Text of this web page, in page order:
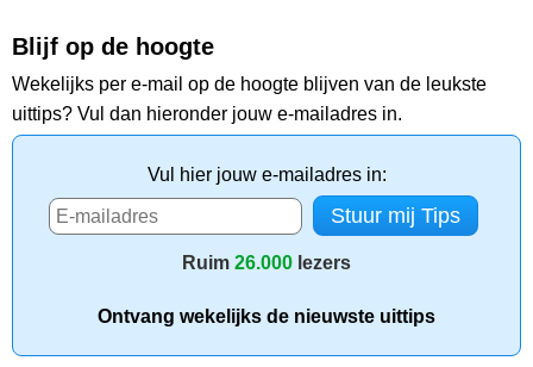
Blijf op de hoogte
Wekelijks per e-mail op de hoogte blijven van de leukste
uittips? Vul dan hieronder jouw e-mailadres in.
Vul hier jouw e-mailadres in:
Ruim 26.000 lezers
Ontvang wekelijks de nieuwste uittips